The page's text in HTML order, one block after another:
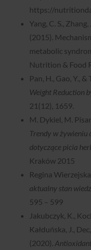
https://
Yang, C. S.,
(2015).
metabolic
Nutrition & Food
Pan, H., Gao, Y., &
Weight Reduction
21(12), 1659.
M. Dykiel, M.
Trendy w żywieniu
dotyczące picia
Kraków 2015
Regina
aktualny stan
595 – 599
Jakubczyk, K.,
Kałduńska, J.,
(2020).